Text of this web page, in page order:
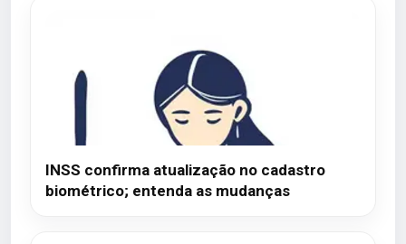
INSS confirma atualização no cadastro
biométrico; entenda as mudanças